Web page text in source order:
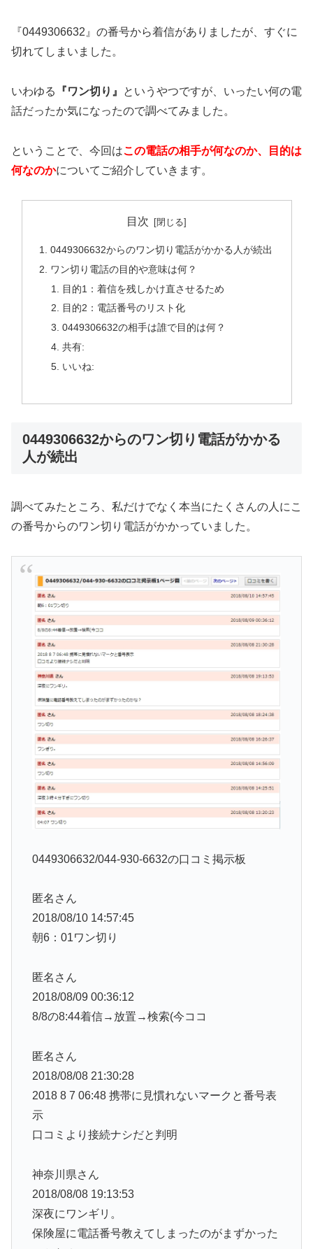
『0449306632』の番号から着信がありましたが、すぐに
切れてしまいました。
いわゆる 『ワン切り』
というやつですが、いったい何の電
話だったか気になったので調べてみました。
ということで、今回はこの電話の相手が何なのか、目的は
何なのかについてご紹介していきます。
目次
0449306632からのワン切り電話がかかる人が続出
ワン切り電話の目的や意味は何？
目的1：着信を残しかけ直させるため
目的2：電話番号のリスト化
0449306632の相手は誰で目的は何？
共有:
いいね:
0449306632からのワン切り電話がかかる
人が続出
調べてみたところ、私だけでなく本当にたくさんの人にこ
の番号からのワン切り電話がかかっていました。
0449306632/044-930-6632の口コミ掲示板
匿名さん
2018/08/10 14:57:45
朝6：01ワン切り
匿名さん
2018/08/09 00:36:12
8/8の8:44着信→放置→検索(今ココ
匿名さん
2018/08/08 21:30:28
2018 8 7 06:48 携帯に見慣れないマークと番号表
示
口コミより接続ナシだと判明
神奈川県さん
2018/08/08 19:13:53
深夜にワンギリ。
保険屋に電話番号教えてしまったのがまずかった